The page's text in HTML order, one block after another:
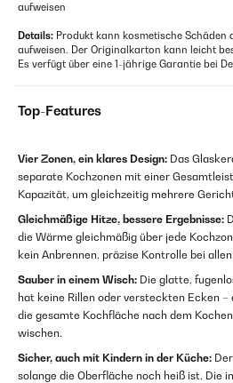
aufweisen
Details: Produkt kann kosmetische
aufweisen. Der Originalkarton kann leicht
Es verfügt über eine 1-jährige Garantie bei
Top-Features
Vier Zonen, ein klares Design: Das
separate Kochzonen mit einer
Kapazität, um gleichzeitig mehrere
Gleichmäßige Hitze, bessere Ergebnisse:
die Wärme gleichmäßig über jede
kein Anbrennen, präzise Kontrolle bei
Sauber in einem Wisch: Die glatte,
hat keine Rillen oder versteckten Ecken
die gesamte Kochfläche nach dem
wischen.
Sicher, auch mit Kindern in der Küche:
solange die Oberfläche noch heiß ist. Die